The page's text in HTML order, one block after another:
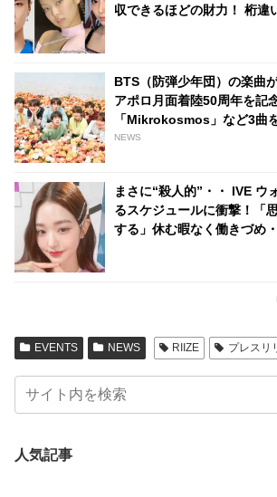
収できるほどの財力！ 桁違
BTS（防弾少年団）の楽曲
アポロ月面着陸50周年を記
「Mikrokosmos」など3曲
NEWS
まさに“殺人的”・・ IVE ウ
るスケジュールに衝撃！「
する」休む暇なく働きづめ
EVENTS NEWS RIIZE プレスリ
人気記事